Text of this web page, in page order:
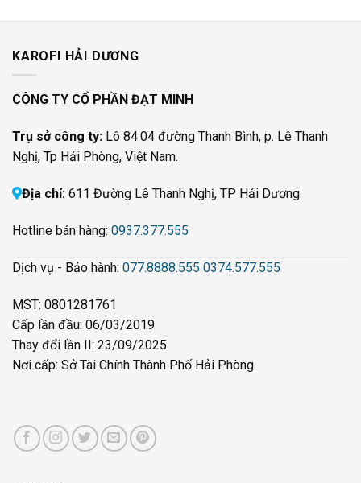
KAROFI HẢI DƯƠNG
CÔNG TY CỔ PHẦN ĐẠT MINH
Trụ sở công ty: Lô 84.04 đường Thanh Bình, p. Lê Thanh
Nghị, Tp Hải Phòng, Việt Nam.
Địa chỉ: 611 Đường Lê Thanh Nghị, TP Hải Dương
Hotline bán hàng: 0937.377.555
Dịch vụ - Bảo hành: 077.8888.555 0374.577.555
MST: 0801281761
Cấp lần đầu: 06/03/2019
Thay đổi lần II: 23/09/2025
Nơi cấp: Sở Tài Chính Thành Phố Hải Phòng